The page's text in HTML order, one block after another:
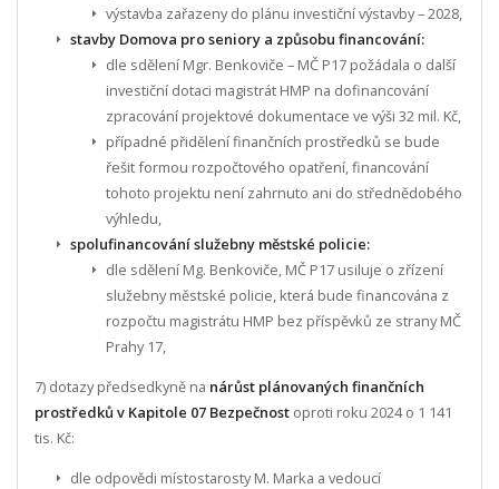
výstavba zařazeny do plánu investiční výstavby – 2028,
stavby Domova pro seniory a způsobu financování:
dle sdělení Mgr. Benkoviče – MČ P17 požádala o další
investiční dotaci magistrát HMP na dofinancování
zpracování projektové dokumentace ve výši 32 mil. Kč,
případné přidělení finančních prostředků se bude
řešit formou rozpočtového opatření, financování
tohoto projektu není zahrnuto ani do střednědobého
výhledu,
spolufinancování služebny městské policie:
dle sdělení Mg. Benkoviče, MČ P17 usiluje o zřízení
služebny městské policie, která bude financována z
rozpočtu magistrátu HMP bez příspěvků ze strany MČ
Prahy 17,
7) dotazy předsedkyně na nárůst plánovaných finančních
prostředků v Kapitole 07 Bezpečnost oproti roku 2024 o 1 141
tis. Kč:
dle odpovědi místostarosty M. Marka a vedoucí